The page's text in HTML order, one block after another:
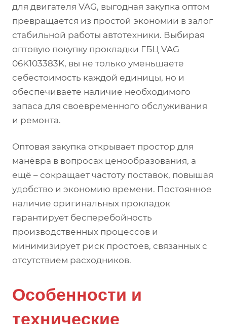
для двигателя VAG, выгодная закупка оптом
превращается из простой экономии в залог
стабильной работы автотехники. Выбирая
оптовую покупку прокладки ГБЦ VAG
06K103383K, вы не только уменьшаете
себестоимость каждой единицы, но и
обеспечиваете наличие необходимого
запаса для своевременного обслуживания
и ремонта.
Оптовая закупка открывает простор для
манёвра в вопросах ценообразования, а
ещё – сокращает частоту поставок, повышая
удобство и экономию времени. Постоянное
наличие оригинальных прокладок
гарантирует бесперебойность
производственных процессов и
минимизирует риск простоев, связанных с
отсутствием расходников.
Особенности и
технические